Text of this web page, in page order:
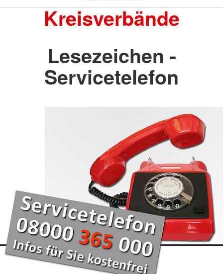
Kreisverbände
Lesezeichen -
Servicetelefon